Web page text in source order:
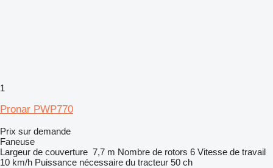
1
Pronar PWP770
Prix sur demande
Faneuse
Largeur de couverture 7,7 m Nombre de rotors 6 Vitesse de travail
10 km/h Puissance nécessaire du tracteur 50 ch